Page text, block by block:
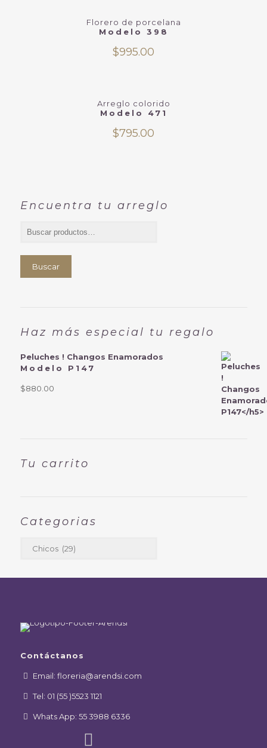
Florero de porcelana
Modelo 398
$995.00
Arreglo colorido
Modelo 471
$795.00
Encuentra tu arreglo
Buscar
Haz más especial tu regalo
Peluches ! Changos Enamorados
Modelo P147
$880.00
Tu carrito
Categorias
Contáctanos
Email: floreria@arendsi.com
Tel: 01 (55 )5523 1121
Whats App: 55 3988 6336